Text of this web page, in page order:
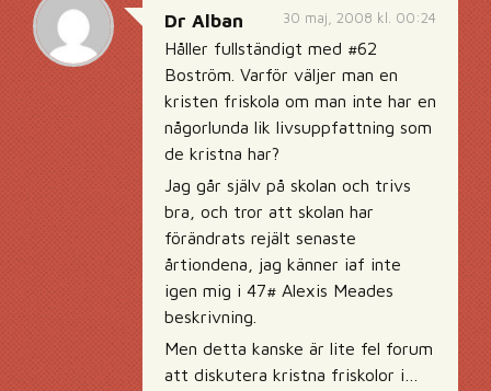
30 maj, 2008 kl. 00:24
Dr Alban
Håller fullständigt med #62
Boström. Varför väljer man en
kristen friskola om man inte har en
någorlunda lik livsuppfattning som
de kristna har?
Jag går själv på skolan och trivs
bra, och tror att skolan har
förändrats rejält senaste
årtiondena, jag känner iaf inte
igen mig i 47# Alexis Meades
beskrivning.
Men detta kanske är lite fel forum
att diskutera kristna friskolor i…